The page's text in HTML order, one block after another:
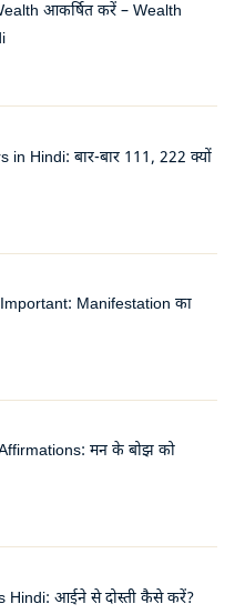
आकर्षित करें – Wealth
in Hindi: बार-बार 111, 222 क्यों
Manifestation का
मन के बोझ को
Hindi: आईने से दोस्ती कैसे करें?